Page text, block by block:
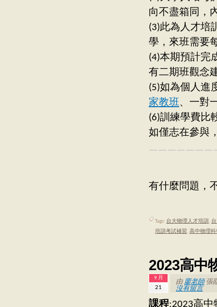
向不盡箱同，
(3)此為人才培
學，來班需要
(4)本期預計完
有二期班觀念
(5)如為個人進
家教班、一對
(6)訓練學費比
如僅志在參與
有什麼問題，
Tags: 台大物理人才培訓 ,
培訓考試補習, 高中物理
2023高中
9 月
21
由廖老師張
沒有留言
課程:2023高